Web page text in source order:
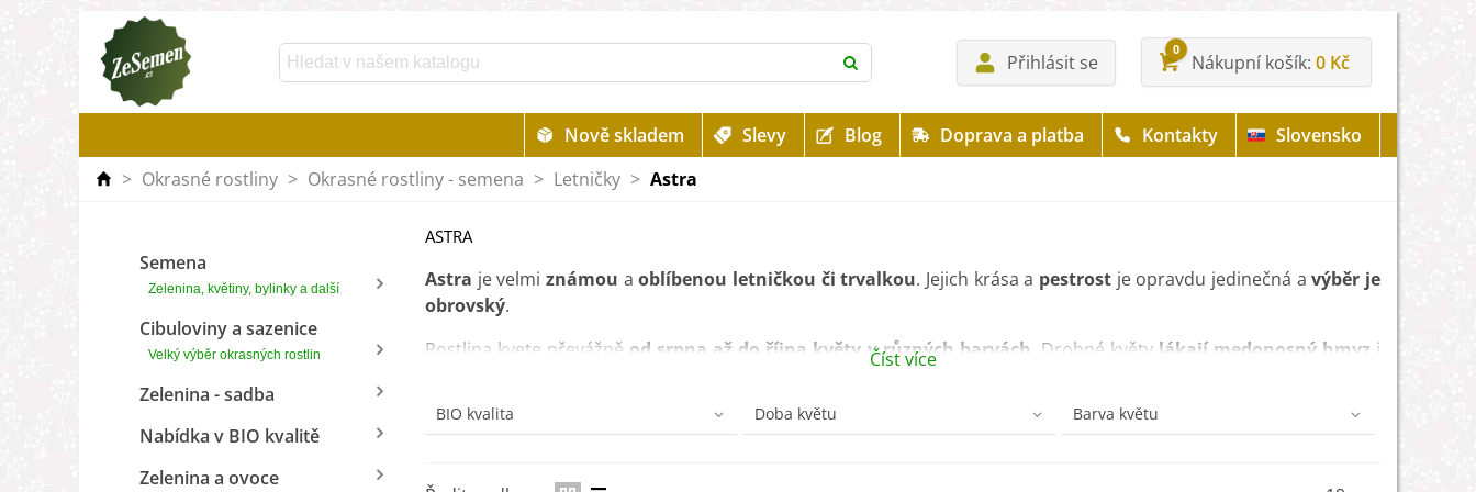
Přihlásit se
0
Nákupní košík 0 Kč
Nově skladem Slevy Blog Doprava a platba Kontakty
Slovensko
> Okrasné rostliny > Okrasné rostliny - semena > Letničky > Astra
Semena
Zelenina, květiny, bylinky a další
Cibuloviny a sazenice
Velký výběr okrasných rostlin
Zelenina - sadba
Nabídka v BIO kvalitě
Zelenina a ovoce
ASTRA
Astra je velmi známou aoblíbenou letničkou či trvalkou. Jejich krása a pestrost je opravdu jedinečná avýběr je
obrovský.
Rostlina kvete převážně od srpna až do října květy v různých barvách . Drobné květy lákají medonosný hmyz i
trvalky. Astru lze však pěstovat také jako
solitéru
Číst více
BIO kvalita Doba květu Barva květu